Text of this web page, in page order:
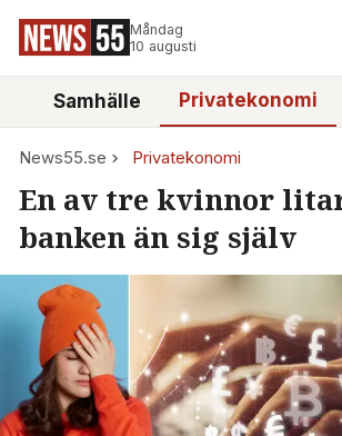
Måndag
10 augusti
Samhälle Privatekonomi
News55.se Privatekonomi
En av tre kvinnor
banken än sig själv